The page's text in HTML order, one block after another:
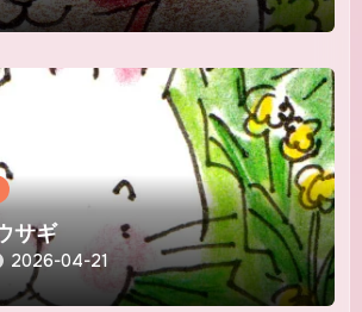
サギ
2026-04-21